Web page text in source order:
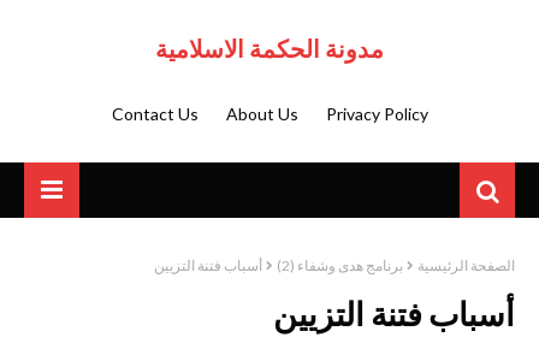
مدونة الحكمة الاسلامية
Privacy Policy
About Us
Contact Us
الصفحة الرئيسية برنامج هدى وشفاء (2) أسباب فتنة التزيين
أسباب فتنة التزيين